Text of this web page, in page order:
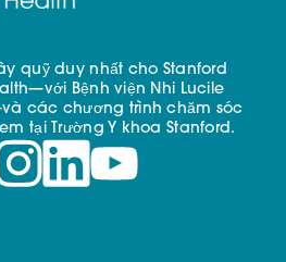
quỹ duy nhất cho Stanford
Bệnh viện Nhi Lucile
các chương trình chăm sóc
tại Trường Y khoa Stanford.